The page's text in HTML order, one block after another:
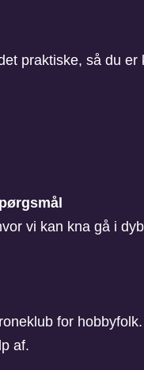
praktiske, så du er
vi kan kna gå i
for
af.